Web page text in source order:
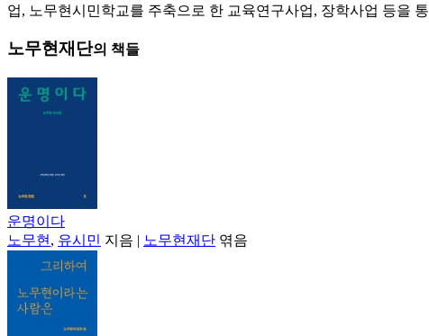
업, 노무현시민학교를 주축으로 한 교육연구사업, 장학사업 등을
노무현재단의 책들
운명이다
노무현 , 유시민 지음 | 노무현재단 엮음